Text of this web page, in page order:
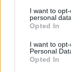
not limited to
grant or deny
use your data for
consent section.
I want to
personal data.
Opted In
I want to
Personal
Opted In
pontja az
Mesteréről,
beszélt. "Ő